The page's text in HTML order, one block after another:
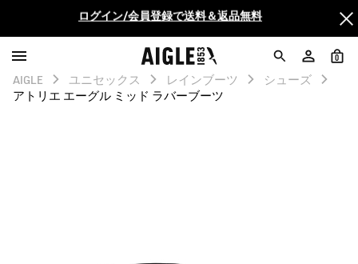
AIGLE CLUB ポイントサービス終了のお知らせ
【最大50%OFF】FINAL SALEがスタート！
ログイン/会員登録で送料＆返品無料
0
AIGLE ユニセックス レインブーツ
シューズ
アトリエ エーグル ミッド ラバーブーツ